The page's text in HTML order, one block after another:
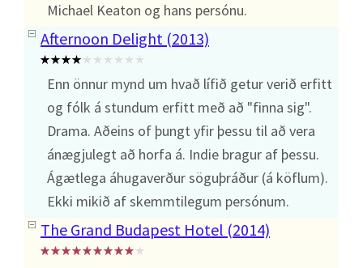
Michael Keaton og hans persónu.
Afternoon Delight (2013)
Enn önnur mynd um hvað lífið getur verið erfitt
og fólk á stundum erfitt með að "finna sig".
Drama. Aðeins of þungt yfir þessu til að vera
ánægjulegt að horfa á. Indie bragur af þessu.
Ágætlega áhugaverður söguþráður (á köflum).
Ekki mikið af skemmtilegum persónum.
The Grand Budapest Hotel (2014)